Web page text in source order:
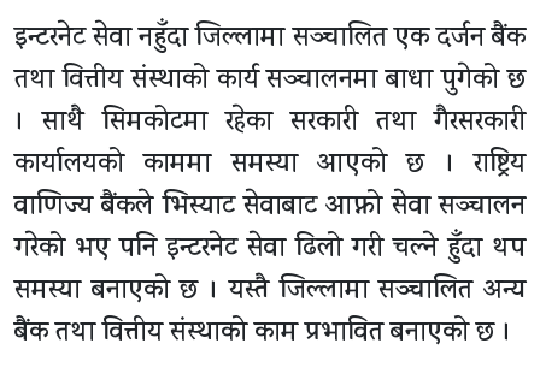
इन्टरनेट सेवा नहुँदा जिल्लामा सञ्चालित एक दर्जन बैंक
तथा वित्तीय संस्थाको कार्य सञ्चालनमा बाधा पुगेको छ
। साथै सिमकोटमा रहेका सरकारी तथा गैरसरकारी
कार्यालयको काममा समस्या आएको छ । राष्ट्रिय
वाणिज्य बैंकले भिस्याट सेवाबाट आफ्नो सेवा सञ्चालन
गरेको भए पनि इन्टरनेट सेवा ढिलो गरी चल्ने हुँदा थप
समस्या बनाएको छ । यस्तै जिल्लामा सञ्चालित अन्य
बैंक तथा वित्तीय संस्थाको काम प्रभावित बनाएको छ ।